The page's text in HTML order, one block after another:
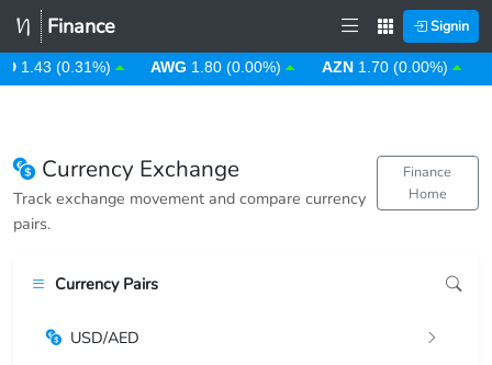
Finance Signin
1.43 (0.31%) AWG 1.80 (0.00%) AZN 1.70 (0.00%)
Currency Exchange
Track exchange movement and compare currency
pairs.
Finance
Home
Currency Pairs
USD/AED